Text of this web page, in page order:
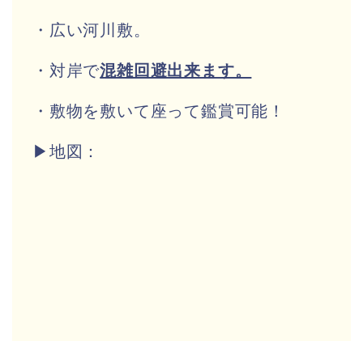
・広い河川敷。
・対岸で混雑回避出来ます。
・敷物を敷いて座って鑑賞可能！
▶地図：